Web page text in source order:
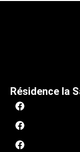
Résidence la